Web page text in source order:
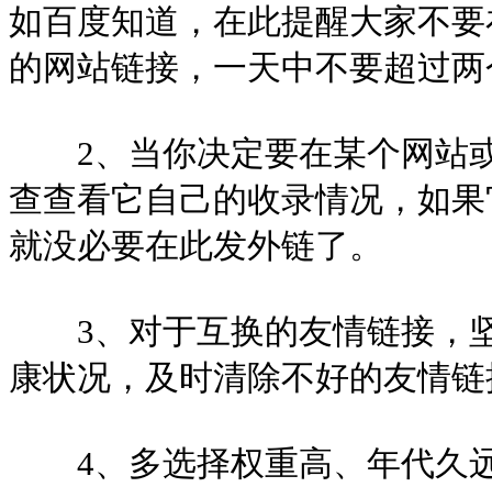
如百度知道，在此提醒大家不
的网站链接，一天中不要超过
2、当你决定要在某个网站
查查看它自己的收录情况，如
就没必要在此发外链了。
3、对于互换的友情链接，
康状况，及时清除不好的友情
4、多选择权重高、年代久